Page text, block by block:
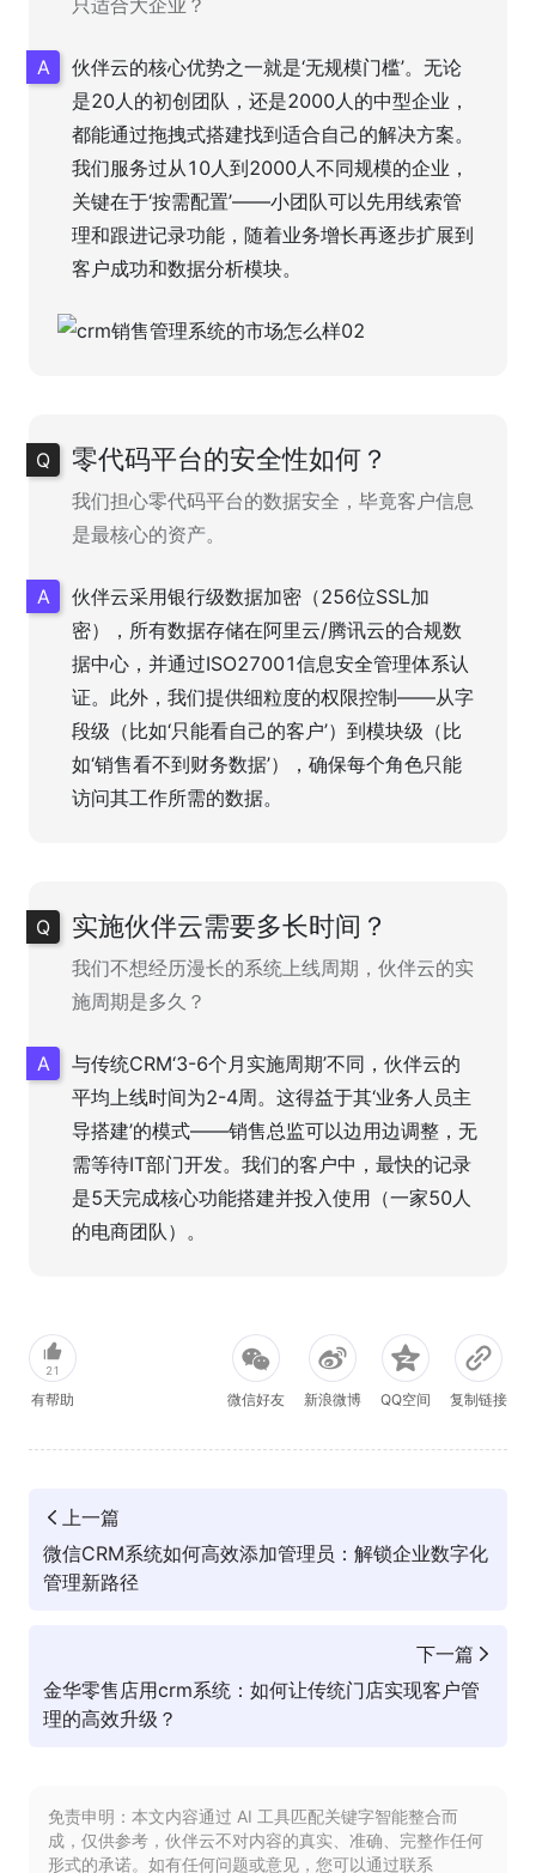
伙伴云的核心优势之一就是‘无规模门槛’。无论
是20人的初创团队，还是2000人的中型企业，
都能通过拖拽式搭建找到适合自己的解决方案。
我们服务过从10人到2000人不同规模的企业，
关键在于‘按需配置’——小团队可以先用线索管
理和跟进记录功能，随着业务增长再逐步扩展到
客户成功和数据分析模块。
零代码平台的安全性如何？
我们担心零代码平台的数据安全，毕竟客户信息
是最核心的资产。
伙伴云采用银行级数据加密（256位SSL加
密），所有数据存储在阿里云/腾讯云的合规数
据中心，并通过ISO27001信息安全管理体系认
证。此外，我们提供细粒度的权限控制——从字
段级（比如‘只能看自己的客户’）到模块级（比
如‘销售看不到财务数据’），确保每个角色只能
访问其工作所需的数据。
实施伙伴云需要多长时间？
我们不想经历漫长的系统上线周期，伙伴云的实
施周期是多久？
与传统CRM‘3-6个月实施周期’不同，伙伴云的
平均上线时间为2-4周。这得益于其‘业务人员主
导搭建’的模式——销售总监可以边用边调整，无
需等待IT部门开发。我们的客户中，最快的记录
是5天完成核心功能搭建并投入使用（一家50人
的电商团队）。
21
有帮助 微信好友 新浪微博 QQ空间 复制链接
上一篇
微信CRM系统如何高效添加管理员：解锁企业数字化
管理新路径
下一篇
金华零售店用crm系统：如何让传统门店实现客户管
理的高效升级？
免责申明：本文内容通过 AI 工具匹配关键字智能整合而
成，仅供参考，伙伴云不对内容的真实、准确、完整作任何
形式的承诺。如有任何问题或意见，您可以通过联系